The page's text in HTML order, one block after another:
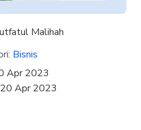
Malihah
Bisnis
Apr 2023
20 Apr 2023